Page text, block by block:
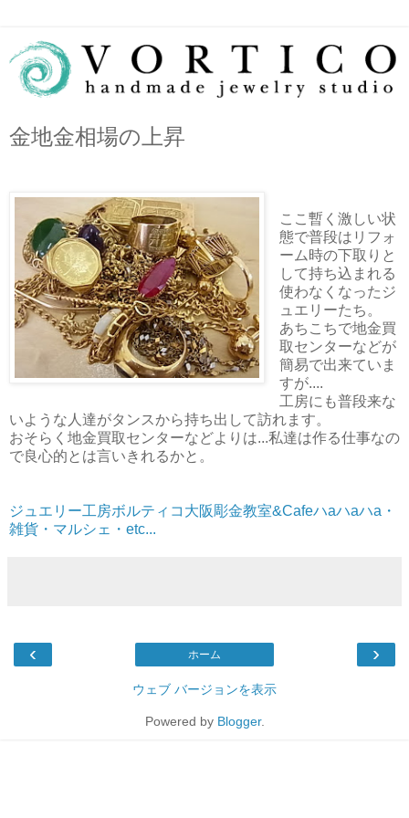
金地金相場の上昇
ここ暫く激しい状
態で普段はリフォ
ーム時の下取りと
して持ち込まれる
使わなくなったジ
ュエリーたち。
あちこちで地金買
取センターなどが
簡易で出来ていま
すが....
工房にも普段来な
いような人達がタンスから持ち出して訪れます。
おそらく地金買取センターなどよりは...私達は作る仕事なの
で良心的とは言いきれるかと。
ジュエリー工房ボルティコ大阪彫金教室&Cafeハaハaハa・
雑貨・マルシェ・etc...
‹ ›
ホーム
ウェブ バージョンを表示
Powered by Blogger.